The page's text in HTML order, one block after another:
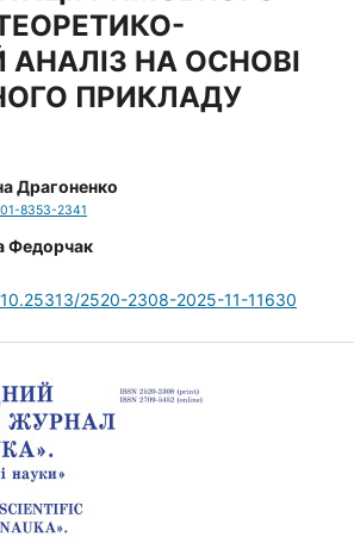
АНАЛІЗ НА ОСНОВІ
ПРИКЛАДУ
Драгоненко
8353-2341
Федорчак
2520-2308-2025-11-11630